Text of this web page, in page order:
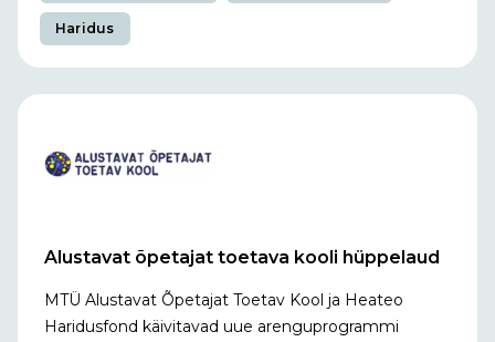
Haridus
Alustavat õpetajat toetava kooli hüppelaud
MTÜ Alustavat Õpetajat Toetav Kool ja Heateo
Haridusfond käivitavad uue arenguprogrammi